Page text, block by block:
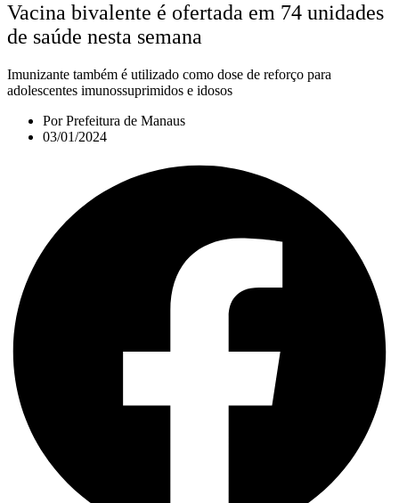
Vacina bivalente é ofertada em 74 unidades
de saúde nesta semana
Imunizante também é utilizado como dose de reforço para
adolescentes imunossuprimidos e idosos
PorPrefeitura de Manaus
03/01/2024